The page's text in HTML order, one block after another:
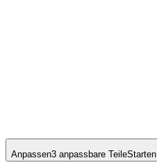
Anpassen3 anpassbare TeileStarten